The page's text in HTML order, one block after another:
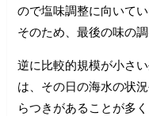
ので塩味調整に向いてい
そのため、最後の味の
逆に比較的規模が小さ
は、その日の海水の状
らつきがあることが多